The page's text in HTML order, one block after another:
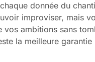
donnée du
improviser, mais
vos ambitions sans
la meilleure